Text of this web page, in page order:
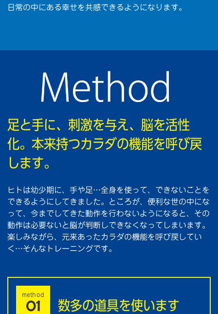
日常の中にある幸せを共感できるようになります。
足と手に、刺激を与え、脳を活性
化。本来持つカラダの機能を呼び戻
します。
ヒトは幼少期に、手や足…全身を使って、できないことを
できるようにしてきました。ところが、便利な世の中にな
って、今までしてきた動作を行わないようになると、その
動作は必要ないと脳が判断しできなくなってしまいます。
楽しみながら、元来あったカラダの機能を呼び戻してい
く…そんなトレーニングです。
method
01 数多の道具を使います